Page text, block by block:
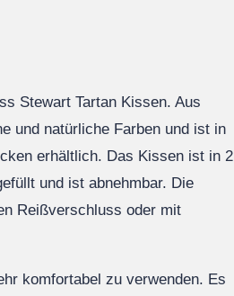
Stewart Tartan Kissen. Aus
und natürliche Farben und ist in
erhältlich. Das Kissen ist in 2
und ist abnehmbar. Die
Reißverschluss oder mit
komfortabel zu verwenden. Es